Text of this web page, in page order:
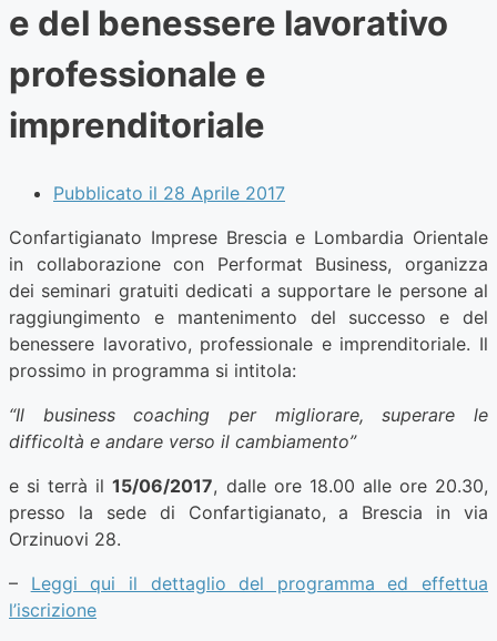
e del benessere lavorativo
professionale e
imprenditoriale
Pubblicato il 28 Aprile 2017
Confartigianato Imprese Brescia e Lombardia Orientale
in collaborazione con Performat Business, organizza
dei seminari gratuiti dedicati a supportare le persone al
raggiungimento e mantenimento del successo e del
benessere lavorativo, professionale e imprenditoriale. Il
prossimo in programma si intitola:
“Il business coaching per migliorare, superare le
difficoltà e andare verso il cambiamento”
e si terrà il15/06/2017, dalle ore 18.00 alle ore 20.30,
presso la sede di Confartigianato, a Brescia in via
Orzinuovi 28.
– Leggi qui il dettaglio del programma ed effettua
l’iscrizione